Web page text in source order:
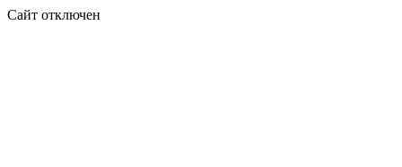
Сайт отключен